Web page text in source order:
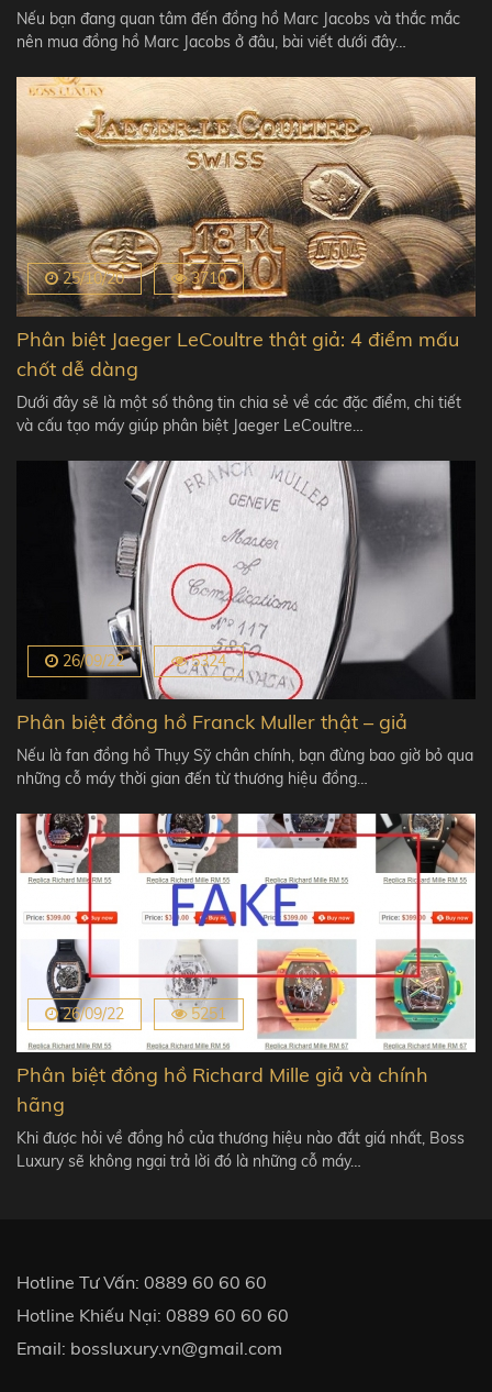
Nếu bạn đang quan tâm đến đồng hồ Marc Jacobs và thắc mắc
nên mua đồng hồ Marc Jacobs ở đâu, bài viết dưới đây…
25/10/20 3710
Phân biệt Jaeger LeCoultre thật giả: 4 điểm mấu
chốt dễ dàng
Dưới đây sẽ là một số thông tin chia sẻ về các đặc điểm, chi tiết
và cấu tạo máy giúp phân biệt Jaeger LeCoultre…
26/09/22 5324
Phân biệt đồng hồ Franck Muller thật – giả
Nếu là fan đồng hồ Thụy Sỹ chân chính, bạn đừng bao giờ bỏ qua
những cỗ máy thời gian đến từ thương hiệu đồng…
26/09/22 5251
Phân biệt đồng hồ Richard Mille giả và chính
hãng
Khi được hỏi về đồng hồ của thương hiệu nào đắt giá nhất, Boss
Luxury sẽ không ngại trả lời đó là những cỗ máy…
Hotline Tư Vấn: 0889 60 60 60
Hotline Khiếu Nại: 0889 60 60 60
Email: bossluxury.vn@gmail.com